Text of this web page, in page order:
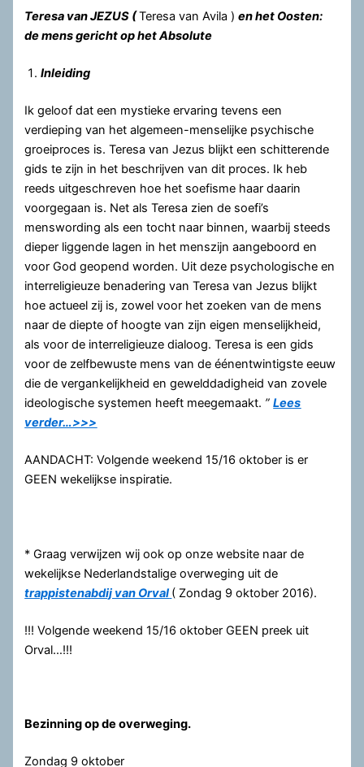
Teresa van JEZUS (Teresa van Avila )en het Oosten:
de mens gericht op het Absolute
Inleiding
Ik geloof dat een mystieke ervaring tevens een
verdieping van het algemeen-menselijke psychische
groeiproces is. Teresa van Jezus blijkt een schitterende
gids te zijn in het beschrijven van dit proces. Ik heb
reeds uitgeschreven hoe het soefisme haar daarin
voorgegaan is. Net als Teresa zien de soefi’s
menswording als een tocht naar binnen, waarbij steeds
dieper liggende lagen in het menszijn aangeboord en
voor God geopend worden. Uit deze psychologische en
interreligieuze benadering van Teresa van Jezus blijkt
hoe actueel zij is, zowel voor het zoeken van de mens
naar de diepte of hoogte van zijn eigen menselijkheid,
als voor de interreligieuze dialoog. Teresa is een gids
voor de zelfbewuste mens van de éénentwintigste eeuw
die de vergankelijkheid en gewelddadigheid van zovele
ideologische systemen heeft meegemaakt. ”Lees
verder…>>>
AANDACHT: Volgende weekend 15/16 oktober is er
GEEN wekelijkse inspiratie.
* Graag verwijzen wij ook op onze website naar de
wekelijkse Nederlandstalige overweging uit de
trappistenabdij van Orval ( Zondag 9 oktober 2016).
!!! Volgende weekend 15/16 oktober GEEN preek uit
Orval…!!!
Bezinning op de overweging.
Zondag 9 oktober